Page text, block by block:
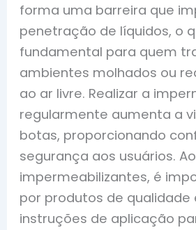
forma uma barreira que
penetração de líquidos, o
fundamental para quem
ambientes molhados ou
ao ar livre. Realizar a
regularmente aumenta a
botas, proporcionando
segurança aos usuários.
impermeabilizantes, é
por produtos de qualidade
instruções de aplicação